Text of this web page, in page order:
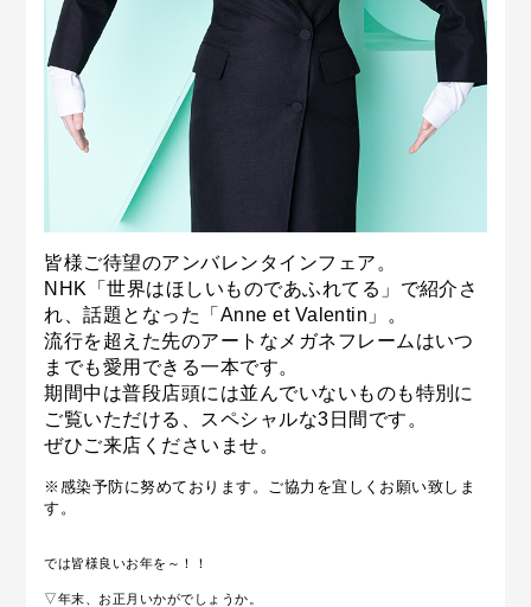
皆様ご待望のアンバレンタインフェア。
NHK「世界はほしいものであふれてる」で紹介さ
れ、話題となった「Anne et Valentin」。
流行を超えた先のアートなメガネフレームはいつ
までも愛用できる一本です。
期間中は普段店頭には並んでいないものも特別に
ご覧いただける、スペシャルな3日間です。
ぜひご来店くださいませ。
※感染予防に努めております。ご協力を宜しくお願い致しま
す。
では皆様良いお年を～！！
▽年末、お正月いかがでしょうか。